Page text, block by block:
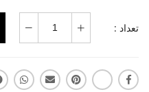
تعداد :